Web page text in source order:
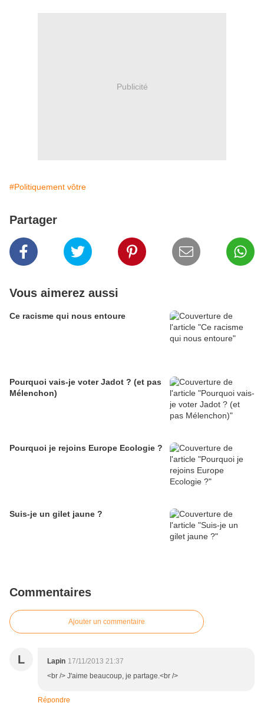
Publicité
#Politiquement vôtre
Partager
Vous aimerez aussi
Ce racisme qui nous entoure
Pourquoi vais-je voter Jadot ? (et pas
Mélenchon)
Pourquoi je rejoins Europe Ecologie ?
Suis-je un gilet jaune ?
Commentaires
Ajouter un commentaire
L Lapin 17/11/2013 21:37
<br /> J'aime beaucoup, je partage.<br />
Répondre